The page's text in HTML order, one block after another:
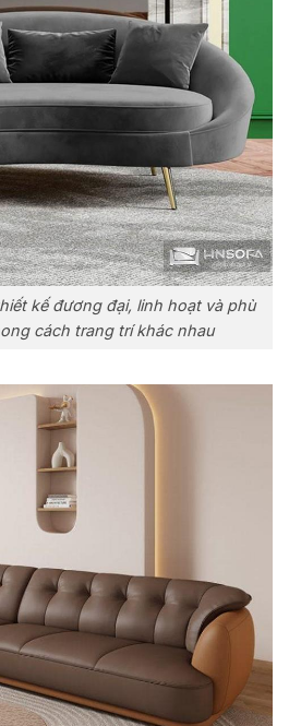
kế đương đại, linh hoạt và phù
cách trang trí khác nhau